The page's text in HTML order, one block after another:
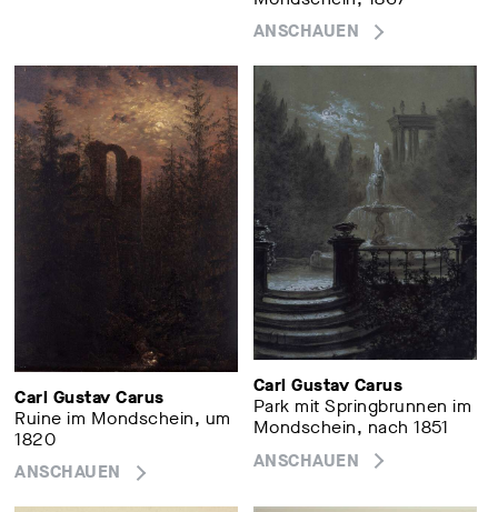
ANSCHAUEN
Carl Gustav Carus
Ruine im Mondschein, um
1820
ANSCHAUEN
Carl Gustav Carus
Park mit Springbrunnen im
Mondschein, nach 1851
ANSCHAUEN